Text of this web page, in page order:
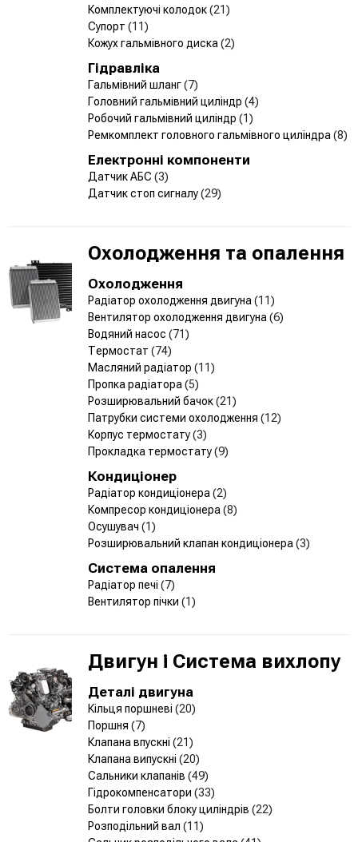
Комплектуючі колодок(21)
Супорт (11)
Кожух гальмівного диска (2)
Гідравліка
Гальмівний шланг(7)
Головний гальмівний циліндр (4)
Робочий гальмівний циліндр (1)
Ремкомплект головного гальмівного циліндра (8)
Електронні компоненти
Датчик АБС (3)
Датчик стоп сигналу(29)
Охолодження та опалення
Охолодження
Радіатор охолодження двигуна (11)
Вентилятор охолодження двигуна (6)
Водяний насос (71)
Термостат (74)
Масляний радіатор (11)
Пропка радіатора (5)
Розширювальний бачок(21)
Патрубки системи охолодження (12)
Корпус термостату(3)
Прокладка термостату(9)
Кондиціонер
Радіатор кондиціонера (2)
Компресор кондиціонера (8)
Осушувач (1)
Розширювальний клапан кондиціонера (3)
Система опалення
Радіатор печі (7)
Вентилятор пічки (1)
Двигун і Система вихлопу
Деталі двигуна
Кільця поршневі (20)
Поршня (7)
Клапана впускні (21)
Клапана випускні (20)
Сальники клапанів (49)
Гідрокомпенсатори (33)
Болти головки блоку циліндрів (22)
Розподільний вал (11)